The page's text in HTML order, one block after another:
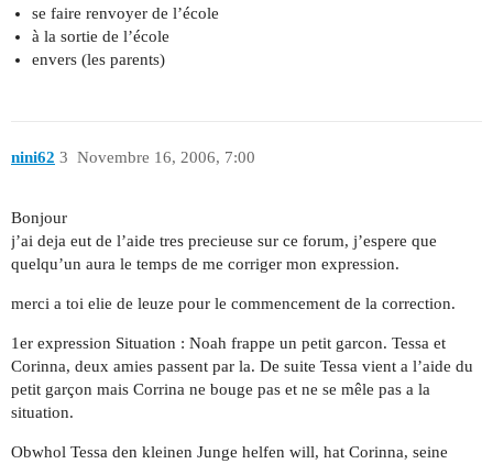
se faire renvoyer de l’école
à la sortie de l’école
envers (les parents)
nini62 Novembre 16, 2006, 7:00
3
Bonjour
j’ai deja eut de l’aide tres precieuse sur ce forum, j’espere que
quelqu’un aura le temps de me corriger mon expression.
merci a toi elie de leuze pour le commencement de la correction.
1er expression Situation : Noah frappe un petit garcon. Tessa et
Corinna, deux amies passent par la. De suite Tessa vient a l’aide du
petit garçon mais Corrina ne bouge pas et ne se mêle pas a la
situation.
Obwhol Tessa den kleinen Junge helfen will, hat Corinna, seine